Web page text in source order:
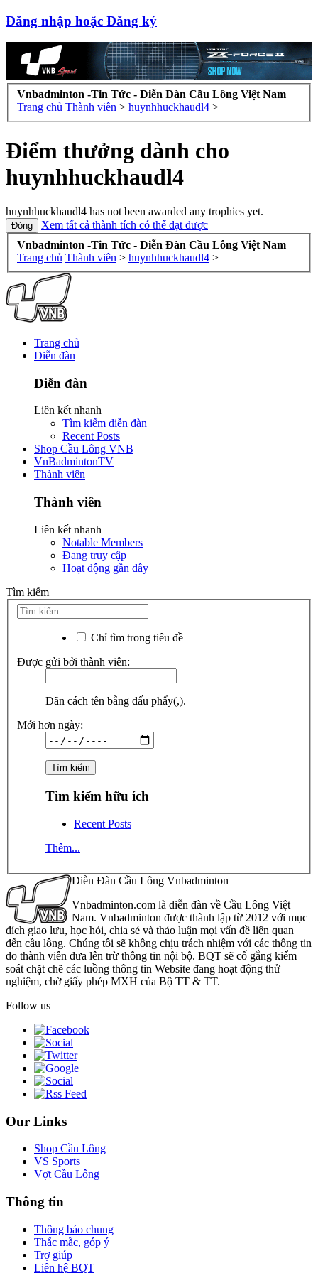
Đăng nhập hoặc Đăng ký
Vnbadminton -Tin Tức - Diễn Đàn Cầu Lông Việt Nam
Trang chủ Thành viên > huynhhuckhaudl4 >
Điểm thưởng dành cho
huynhhuckhaudl4
huynhhuckhaudl4 has not been awarded any trophies yet.
Xem tất cả thành tích có thể đạt được
Vnbadminton -Tin Tức - Diễn Đàn Cầu Lông Việt Nam
Trang chủ Thành viên > huynhhuckhaudl4 >
Trang chủ
Diễn đàn
Diễn đàn
Liên kết nhanh
Tìm kiếm diễn đàn
Recent Posts
Shop Cầu Lông VNB
VnBadmintonTV
Thành viên
Thành viên
Liên kết nhanh
Notable Members
Đang truy cập
Hoạt động gần đây
Tìm kiếm
Chỉ tìm trong tiêu đề
Được gửi bởi thành viên:
Dãn cách tên bằng dấu phẩy(,).
Mới hơn ngày:
Tìm kiếm hữu ích
Recent Posts
Thêm...
Diễn Đàn Cầu Lông Vnbadminton
Vnbadminton.com là diễn đàn về Cầu Lông Việt
Nam. Vnbadminton được thành lập từ 2012 với mục
đích giao lưu, học hỏi, chia sẻ và thảo luận mọi vấn đề liên quan
đến cầu lông. Chúng tôi sẽ không chịu trách nhiệm với các thông tin
do thành viên đưa lên trừ thông tin nội bộ. BQT sẽ cố gắng kiểm
soát chặt chẽ các luồng thông tin Website đang hoạt động thử
nghiệm, chờ giấy phép MXH của Bộ TT & TT.
Follow us
Our Links
Shop Cầu Lông
VS Sports
Vợt Cầu Lông
Thông tin
Thông báo chung
Thắc mắc, góp ý
Trợ giúp
Liên hệ BQT